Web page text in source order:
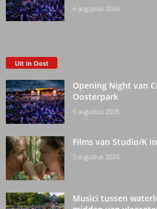
6 augustus 2026
Uit in Oost
Opening Night van
Oosterpark
6 augustus 2026
Films van Studio/K
5 augustus 2026
Musici tussen